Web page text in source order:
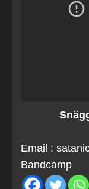
Email :
Bandcamp